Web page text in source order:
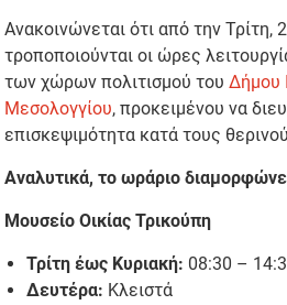
Ανακοινώνεται ότι από την Τρίτη,
τροποποιούνται οι ώρες
των χώρων πολιτισμού τουΔήμου
Μεσολογγίου, προκειμένου να
επισκεψιμότητα κατά τους
Αναλυτικά, το ωράριο
Μουσείο Οικίας Τρικούπη
Τρίτη έως Κυριακή: 08:30 –
Δευτέρα: Κλειστά